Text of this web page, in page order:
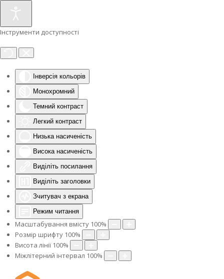
Інструменти доступності
Інверсія кольорів
Монохромний
Темний контраст
Легкий контраст
Низька насиченість
Висока насиченість
Виділіть посилання
Виділіть заголовки
Зчитувач з екрана
Режим читання
Масштабування вмісту 100%
Розмір шрифту 100%
Висота лінії 100%
Міжлітерний інтервал 100%